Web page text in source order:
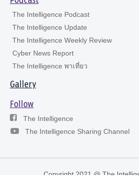
The Intelligence Podcast
The Intelligence Update
The Intelligence Weekly Review
Cyber News Report
The Intelligence พาเที่ยว
Gallery
Follow
The Intelligence
The Intelligence Sharing Channel
Copyright 2021 @ The